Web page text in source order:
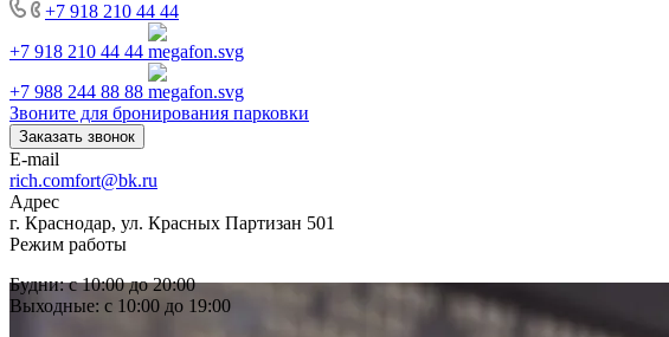
+7 918 210 44 44
+7 918 210 44 44
+7 988 244 88 88
Звоните для бронирования парковки
Заказать звонок
E-mail
rich.comfort@bk.ru
Адрес
г. Краснодар, ул. Красных Партизан 501
Режим работы
Будни: с 10:00 до 20:00
Выходные: с 10:00 до 19:00